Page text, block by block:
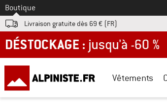
Vers le
Boutique
Livraison gratuite dès 69 € (FR)
DÉSTOCKAGE : jusqu'à -60 %
Vêtements